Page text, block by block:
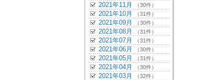
2021年11月 （30件）
2021年10月 （31件）
2021年09月 （30件）
2021年08月 （31件）
2021年07月 （31件）
2021年06月 （30件）
2021年05月 （31件）
2021年04月 （30件）
2021年03月 （32件）